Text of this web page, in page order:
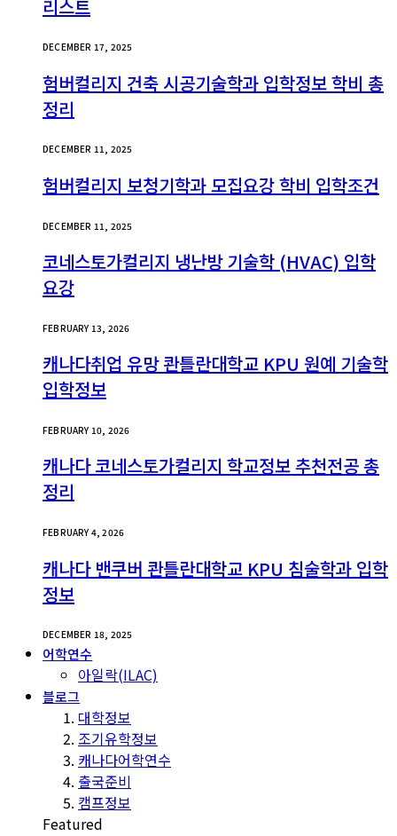
리스트
DECEMBER 17, 2025
험버컬리지 건축 시공기술학과 입학정보 학비 총
정리
DECEMBER 11, 2025
험버컬리지 보청기학과 모집요강 학비 입학조건
DECEMBER 11, 2025
코네스토가컬리지 냉난방 기술학 (HVAC) 입학
요강
FEBRUARY 13, 2026
캐나다취업 유망 콴틀란대학교 KPU 원예 기술학
입학정보
FEBRUARY 10, 2026
캐나다 코네스토가컬리지 학교정보 추천전공 총
정리
FEBRUARY 4, 2026
캐나다 밴쿠버 콴틀란대학교 KPU 침술학과 입학
정보
DECEMBER 18, 2025
어학연수
아일락(ILAC)
블로그
대학정보
조기유학정보
캐나다어학연수
출국준비
캠프정보
Featured